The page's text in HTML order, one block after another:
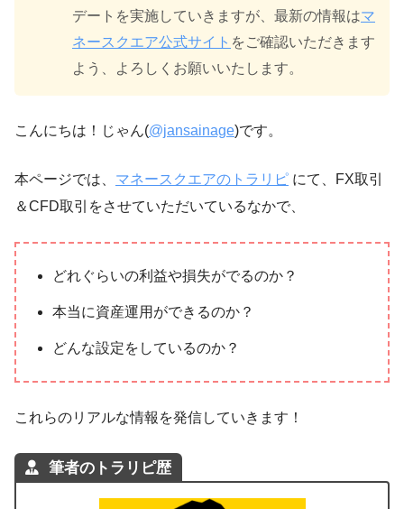
デートを実施していきますが、最新の情報はマ
ネースクエア公式サイト をご確認いただきます
よう、よろしくお願いいたします。
こんにちは！じゃん(@jansainage)です。
本ページでは、 マネースクエアのトラリピ にて、FX取引
＆CFD取引をさせていただいているなかで、
どれぐらいの利益や損失がでるのか？
本当に資産運用ができるのか？
どんな設定をしているのか？
これらのリアルな情報を発信していきます！
筆者のトラリピ歴